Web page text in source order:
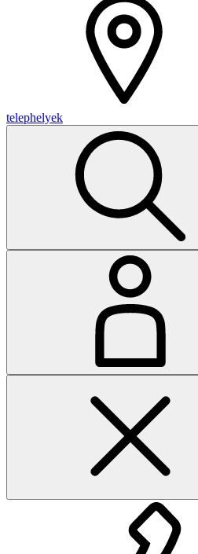
telephelyek